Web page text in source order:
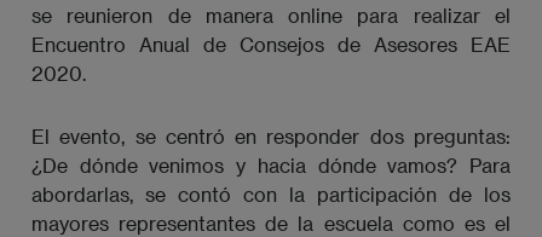
se reunieron de manera online para realizar el
Encuentro Anual de Consejos de Asesores EAE
2020.
El evento, se centró en responder dos preguntas:
¿De dónde venimos y hacia dónde vamos? Para
abordarlas, se contó con la participación de los
mayores representantes de la escuela como es el